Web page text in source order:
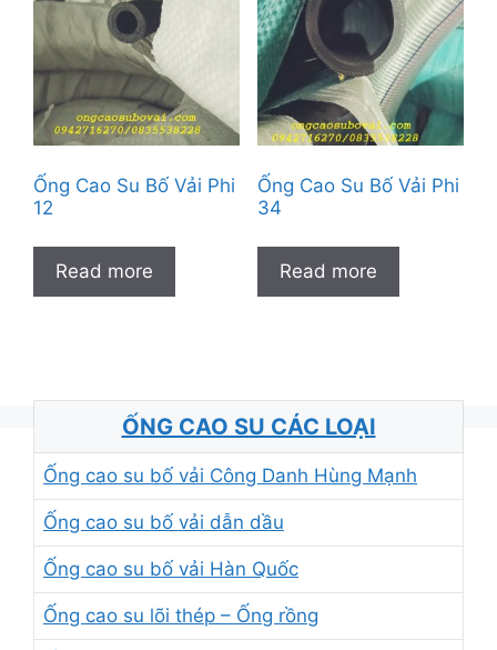
Ống Cao Su Bố Vải Phi
12
Read more
Ống Cao Su Bố Vải Phi
34
Read more
ỐNG CAO SU CÁC LOẠI
Ống cao su bố vải Công Danh Hùng Mạnh
Ống cao su bố vải dẫn dầu
Ống cao su bố vải Hàn Quốc
Ống cao su lõi thép – Ống rồng